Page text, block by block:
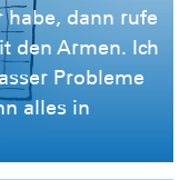
habe, dann rufe
den Armen. Ich
Probleme
alles in